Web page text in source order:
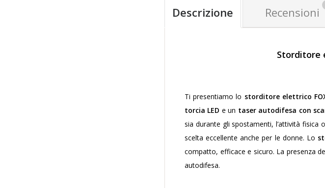
Descrizione Recensioni
Storditore
Ti presentiamo lo storditore elettrico
torcia LED e un taser autodifesa con
sia durante gli spostamenti, l’attività fisica
scelta eccellente anche per le donne. Lo
compatto, efficace e sicuro. La presenza
autodifesa.